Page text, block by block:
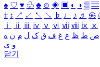
♠ ♡ ♥ ♧ ♣ ⊙ ◈ ▣ ◐ ◑ ▒ ▤
‡ ↕ ↗ ↙ ↖ ↘ ♭ ♩ ♪ ♬ ㉿
ⅰ
ⅱ ⅲ ⅳ ⅴ ⅵ ⅶ ⅷ ⅸ ⅹ
ض ط ظ ع غ ف ق ک ل م ن ه
و ی
닫기